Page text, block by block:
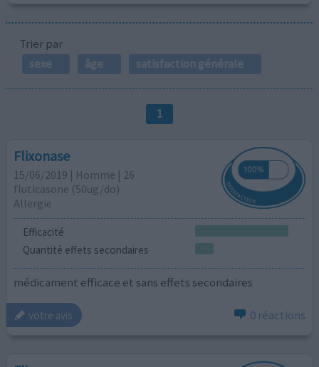
Trier par
sexe
âge satisfaction générale
1
Flixonase
15/06/2019 | Homme | 26
fluticasone (50ug/do)
Allergie
Efficacité
Quantité effets secondaires
médicament efficace et sans effets secondaires
votre avis 0 réactions